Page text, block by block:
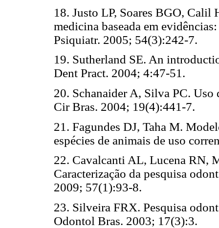
18. Justo LP, Soares BGO, Calil
medicina baseada em
Psiquiatr. 2005; 54(3):242-7.
19. Sutherland SE. An
Dent Pract. 2004; 4:47-51.
20. Schanaider A, Silva PC.
Cir Bras. 2004; 19(4):441-7.
21. Fagundes DJ, Taha M.
espécies de animais de uso
22. Cavalcanti AL, Lucena RN,
Caracterização da pesquisa
2009; 57(1):93-8.
23. Silveira FRX. Pesquisa
Odontol Bras. 2003; 17(3):3.